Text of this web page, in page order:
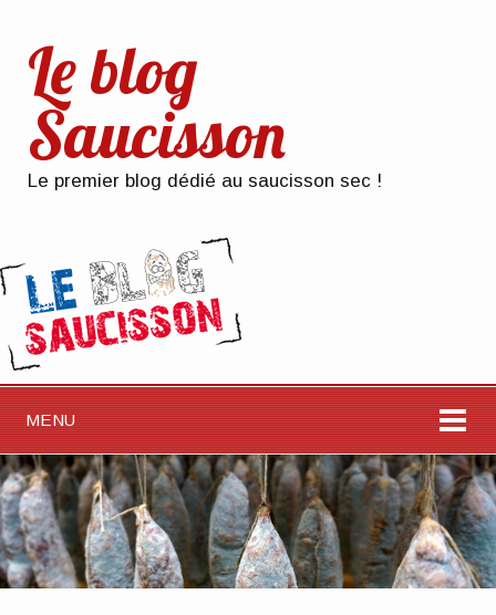
Le blog
Saucisson
Le premier blog dédié au saucisson sec !
MENU